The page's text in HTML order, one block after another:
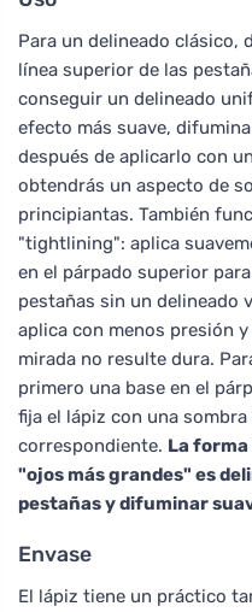
Para un delineado clásico,
línea superior de las
conseguir un delineado
efecto más suave,
después de aplicarlo con
obtendrás un aspecto de
principiantas. También
"tightlining": aplica
en el párpado superior
pestañas sin un delineado
aplica con menos presión
mirada no resulte dura.
primero una base en el
fija el lápiz con una
correspondiente. La
"ojos más grandes" es
pestañas y difuminar
Envase
El lápiz tiene un práctico